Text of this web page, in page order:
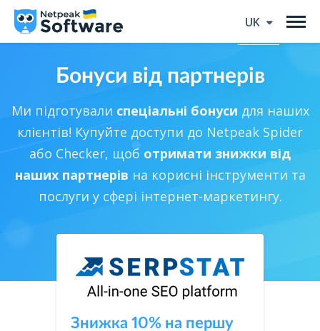
UK
Бонуси від партнерів
Ми підготували спеціальні бонуси для наших
клієнтів! Купуйте доступи до Netpeak Spider
або Checker, щоб отримати знижки від
наших партнерів на корисні інструменти та
послуги у сфері інтернет-маркетингу.
Знижка 10% на першу